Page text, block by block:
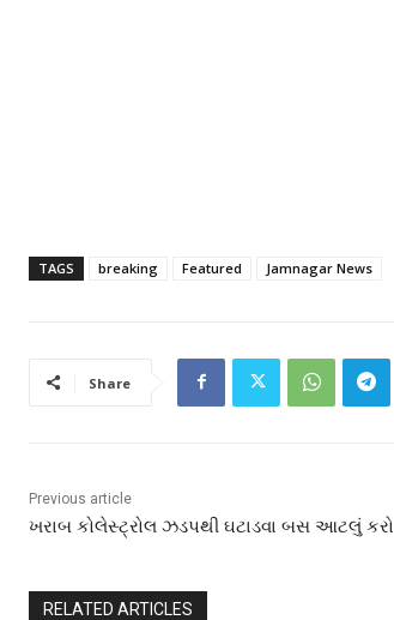
TAGS breaking Featured Jamnagar News
Share
Previous article
ખરાબ કોલેસ્ટ્રોલ ઝડપથી ઘટાડવા બસ આટલું કરો
RELATED ARTICLES